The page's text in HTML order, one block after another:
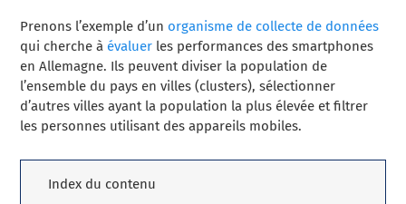
Prenons l’exemple d’un organisme de collecte de données
qui cherche à évaluer les performances des smartphones
en Allemagne. Ils peuvent diviser la population de
l’ensemble du pays en villes (clusters), sélectionner
d’autres villes ayant la population la plus élevée et filtrer
les personnes utilisant des appareils mobiles.
Index du contenu